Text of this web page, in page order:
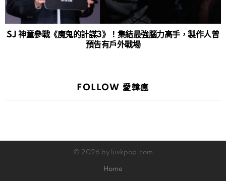
SJ 神童參戰《魔鬼的計謀3》！集結最強腦力高手，製作人曾
預告有戶外戰場
FOLLOW 愛韓瘋
© 2026 by luvkpop.com
Home